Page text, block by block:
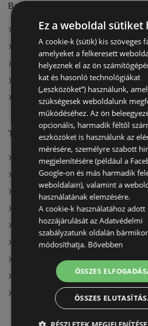
Benu Gyógyszertárak üzletek itt:
Benu Gyógyszertárak itt: Komlói
Benu Gyógyszertárak itt:
Benu Gyógyszertárak itt: Kőszegi
Benu Gyógyszertárak itt: Sárvári
Benu Gyógyszertárak itt:
További linkek
A(z) Benu Gyógyszertárak
A(z) goods market ajánlatai
A(z) Rossmann ajánlatai
A(z) Gyöngy Patikak aktuális
A(z) Alma Gyógyszertárak
A(z) goods market aktuális akciós
A(z) PatikaPlus aktuális akciós
A(z) Avon aktuális akciós újságjai
A(z) Benu Gyógyszertárak üzletei
Ez a weboldal sütiket
A cookie-k (sütik) kis szöveges
amelyeket a felkeresett
helyeznek el az ön
kat és hasonló technológiákat
(„eszközöket”) használunk,
szükségesek weboldalunk
működéséhez. Az ön
opcionális, harmadik féltől
eszközöket is használunk az
mérésére, személyre szabott
megjelenítésére (például a
Google-on és más harmadik
weboldalain), valamint a
használatának elemzésére.
A cookie-k használatához adott
hozzájárulását az Adatvédelmi
szabályzatunk oldalán bármikor
módosíthatja. Bővebben
ÖSSZES
ÖSSZES